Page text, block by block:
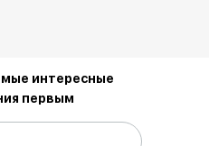
интересные
первым